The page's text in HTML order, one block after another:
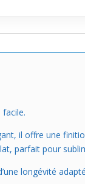
il offre une
parfait pour
longévité